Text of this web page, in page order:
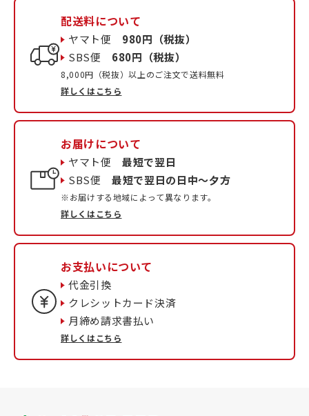
配送料について
ヤマト便 980円（税抜）
SBS便 680円（税抜）
8,000円（税抜）以上のご注文で送料無料
詳しくはこちら
お届けについて
ヤマト便最短で翌日
SBS便最短で翌日の日中〜夕方
※お届けする地域によって異なります。
詳しくはこちら
お支払いについて
代金引換
クレシットカード決済
月締め請求書払い
詳しくはこちら